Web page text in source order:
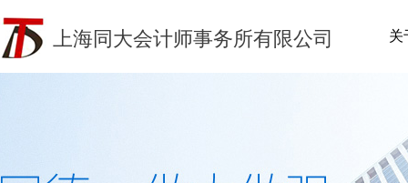
上海同大会计师事务所有限公司 关